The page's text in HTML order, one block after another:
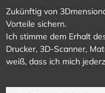
Zukünftig von
Vorteile sichern.
Ich stimme dem Erhalt
Drucker, 3D-Scanner,
weiß, dass ich mich